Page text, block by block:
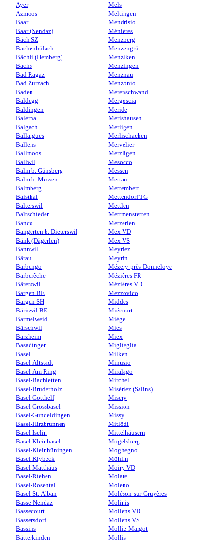
Ayer
Azmoos
Baar
Baar (Nendaz)
Bäch SZ
Bachenbülach
Bächli (Hemberg)
Bachs
Bad Ragaz
Bad Zurzach
Baden
Baldegg
Baldingen
Balerna
Balgach
Ballaigues
Ballens
Ballmoos
Ballwil
Balm b. Günsberg
Balm b. Messen
Balmberg
Balsthal
Balterswil
Baltschieder
Banco
Bangerten b. Dieterswil
Bänk (Dägerlen)
Bannwil
Bärau
Barbengo
Barberêche
Bäretswil
Bargen BE
Bargen SH
Bäriswil BE
Barmelweid
Bärschwil
Barzheim
Basadingen
Basel
Basel-Altstadt
Basel-Am Ring
Basel-Bachletten
Basel-Bruderholz
Basel-Gotthelf
Basel-Grossbasel
Basel-Gundeldingen
Basel-Hirzbrunnen
Basel-Iselin
Basel-Kleinbasel
Basel-Kleinhüningen
Basel-Klybeck
Basel-Matthäus
Basel-Riehen
Basel-Rosental
Basel-St. Alban
Basse-Nendaz
Bassecourt
Bassersdorf
Bassins
Bätterkinden
Mels
Meltingen
Mendrisio
Ménières
Menzberg
Menzengrüt
Menziken
Menzingen
Menznau
Menzonio
Merenschwand
Mergoscia
Meride
Merishausen
Merligen
Merlischachen
Mervelier
Merzligen
Mesocco
Messen
Mettau
Mettembert
Mettendorf TG
Mettlen
Mettmenstetten
Metzerlen
Mex VD
Mex VS
Meyriez
Meyrin
Mézery-près-Donneloye
Mézières FR
Mézières VD
Mezzovico
Middes
Miécourt
Miège
Mies
Miex
Miglieglia
Milken
Minusio
Miralago
Mirchel
Misériez (Salins)
Misery
Mission
Missy
Mitlödi
Mittelhäusern
Mogelsberg
Moghegno
Möhlin
Moiry VD
Molare
Moleno
Moléson-sur-Gruyères
Molinis
Mollens VD
Mollens VS
Mollie-Margot
Mollis